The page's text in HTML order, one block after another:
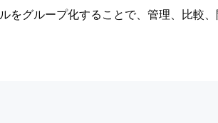
グループ化することで、管理、比較、